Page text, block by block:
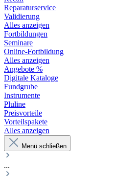
Reparaturservice
Validierung
Alles anzeigen
Fortbildungen
Seminare
Online-Fortbildung
Alles anzeigen
Angebote %
Digitale Kataloge
Fundgrube
Instrumente
Pluline
Preisvorteile
Vorteilspakete
Alles anzeigen
Menü schließen
...